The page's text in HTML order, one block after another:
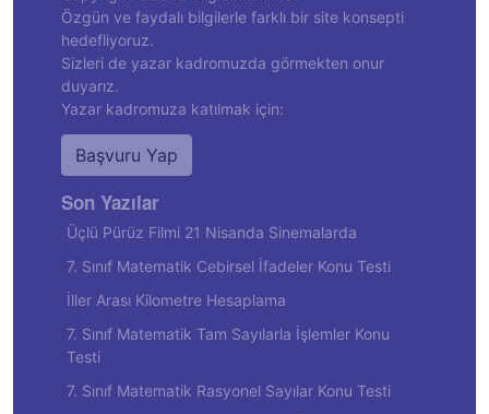
Özgün ve faydalı bilgilerle farklı bir site konsepti
hedefliyoruz.
Sizleri de yazar kadromuzda görmekten onur
duyarız.
Yazar kadromuza katılmak için:
Başvuru Yap
Son Yazılar
Üçlü Pürüz Filmi 21 Nisanda Sinemalarda
7. Sınıf Matematik Cebirsel İfadeler Konu Testi
İller Arası Kilometre Hesaplama
7. Sınıf Matematik Tam Sayılarla İşlemler Konu
Testi
7. Sınıf Matematik Rasyonel Sayılar Konu Testi